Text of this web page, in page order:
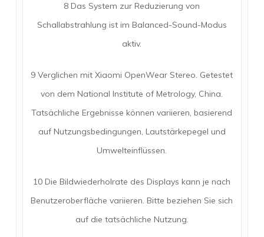
8 Das System zur Reduzierung von
Schallabstrahlung ist im Balanced-Sound-Modus
aktiv.
9 Verglichen mit Xiaomi OpenWear Stereo. Getestet
von dem National Institute of Metrology, China.
Tatsächliche Ergebnisse können variieren, basierend
auf Nutzungsbedingungen, Lautstärkepegel und
Umwelteinflüssen.
10 Die Bildwiederholrate des Displays kann je nach
Benutzeroberfläche variieren. Bitte beziehen Sie sich
auf die tatsächliche Nutzung.